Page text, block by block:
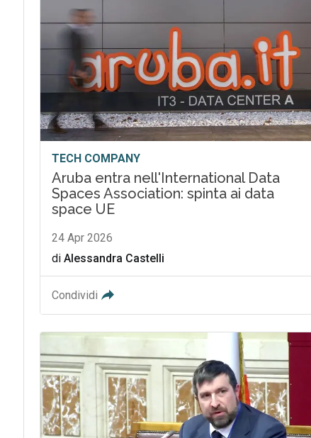
TECH COMPANY
Aruba entra nell'International Data
Spaces Association: spinta ai data
space UE
24 Apr 2026
di Alessandra Castelli
Condividi